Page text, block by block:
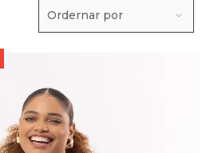
Ordernar por